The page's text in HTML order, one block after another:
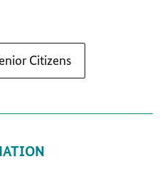
Citizens